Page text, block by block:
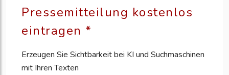
Pressemitteilung kostenlos
eintragen *
Erzeugen Sie Sichtbarkeit bei KI und Suchmaschinen
mit Ihren Texten